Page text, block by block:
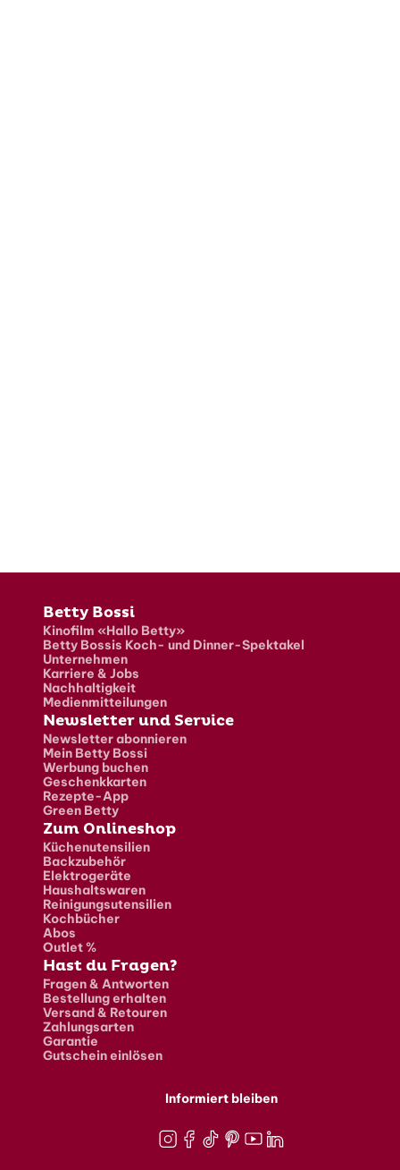
Fusszeile
Betty Bossi
Kinofilm «Hallo Betty»
Betty Bossis Koch- und Dinner-Spektakel
Unternehmen
Karriere & Jobs
Nachhaltigkeit
Medienmitteilungen
Newsletter und Service
Newsletter abonnieren
Mein Betty Bossi
Werbung buchen
Geschenkkarten
Rezepte-App
Green Betty
Zum Onlineshop
Küchenutensilien
Backzubehör
Elektrogeräte
Haushaltswaren
Reinigungsutensilien
Kochbücher
Abos
Outlet %
Hast du Fragen?
Fragen & Antworten
Bestellung erhalten
Versand & Retouren
Zahlungsarten
Garantie
Gutschein einlösen
Informiert bleiben